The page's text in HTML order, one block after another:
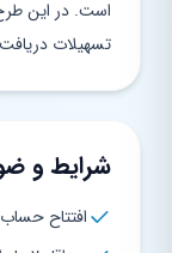
تسهیلات
شرایط و
افتتاح